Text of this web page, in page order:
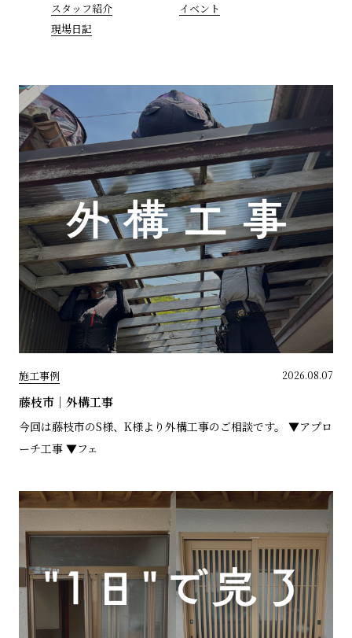
スタッフ紹介
イベント
現場日記
施工事例 2026.08.07
藤枝市｜外構工事
今回は藤枝市のS様、K様より外構工事のご相談です。 ▼アプロ
ーチ工事 ▼フェ